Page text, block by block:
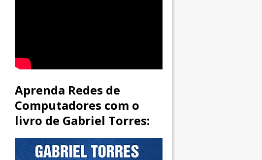
Aprenda Redes de
Computadores com o
livro de Gabriel Torres: